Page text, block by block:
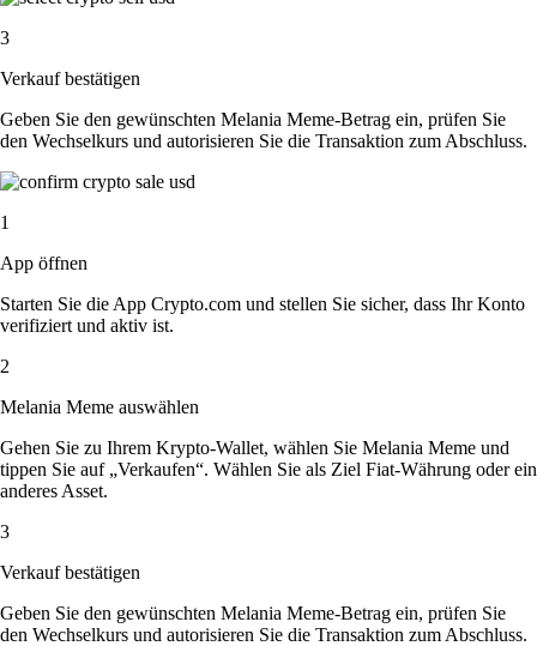
3
Verkauf bestätigen
Geben Sie den gewünschten Melania Meme-Betrag ein, prüfen Sie
den Wechselkurs und autorisieren Sie die Transaktion zum Abschluss.
1
App öffnen
Starten Sie die App Crypto.com und stellen Sie sicher, dass Ihr Konto
verifiziert und aktiv ist.
2
Melania Meme auswählen
Gehen Sie zu Ihrem Krypto-Wallet, wählen Sie Melania Meme und
tippen Sie auf „Verkaufen“. Wählen Sie als Ziel Fiat-Währung oder ein
anderes Asset.
3
Verkauf bestätigen
Geben Sie den gewünschten Melania Meme-Betrag ein, prüfen Sie
den Wechselkurs und autorisieren Sie die Transaktion zum Abschluss.